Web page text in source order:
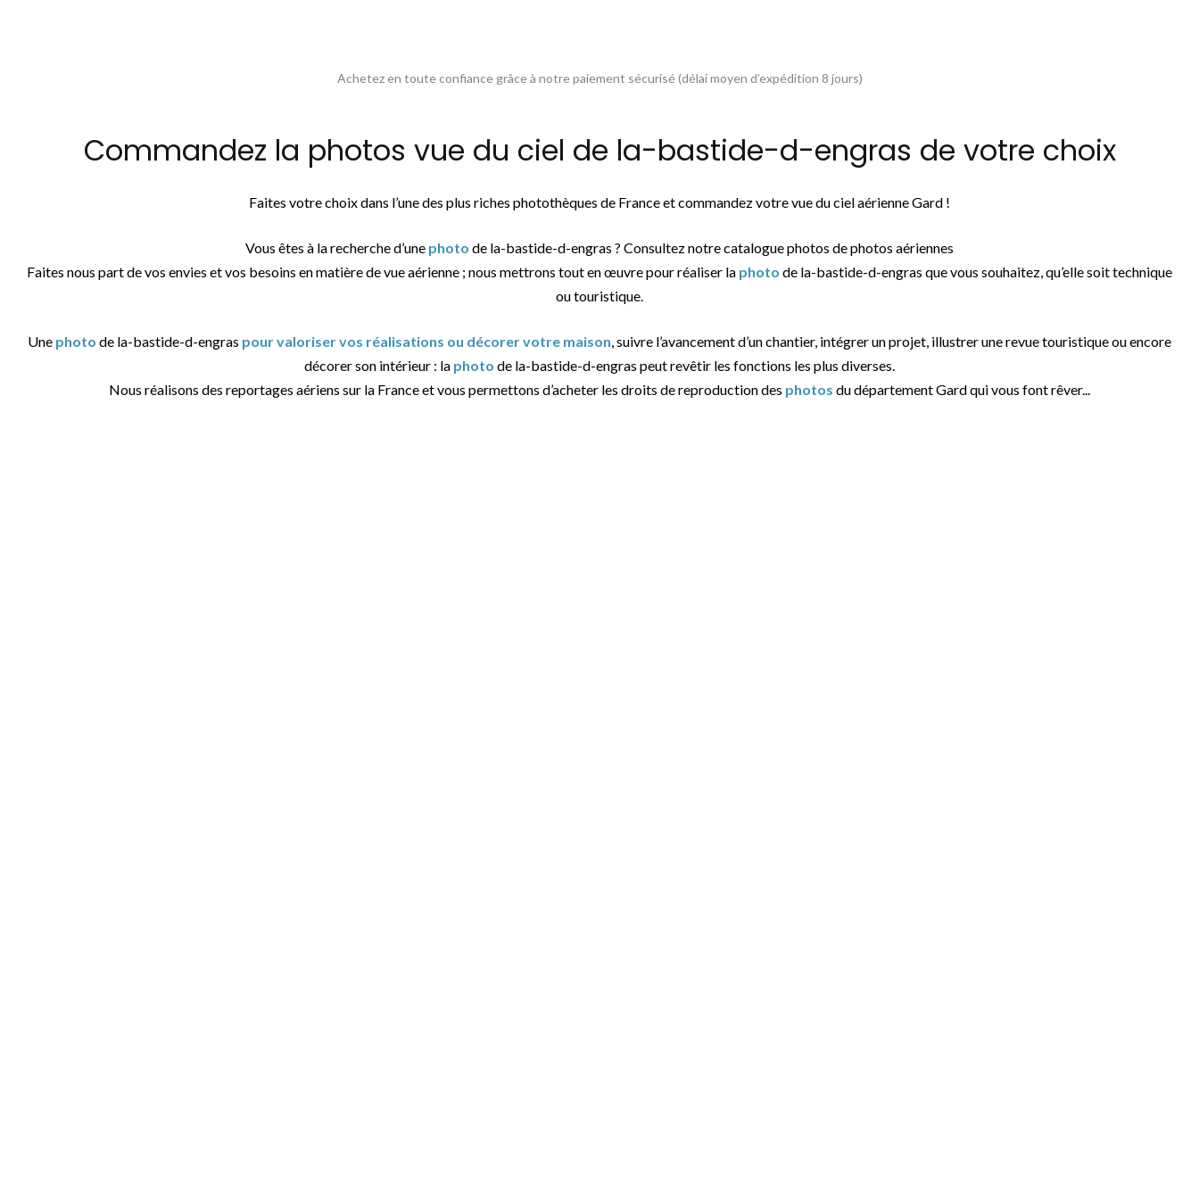
Achetez en toute confiance grâce à notre paiement sécurisé (délai moyen d’expédition 8 jours)
Commandez la photos vue du ciel de la-bastide-d-engras de votre choix
Faites votre choix dans l’une des plus riches photothèques de France et commandez votre vue du ciel aérienne Gard !
Vous êtes à la recherche d’une photo de la-bastide-d-engras ? Consultez notre catalogue photos de photos aériennes
Faites nous part de vos envies et vos besoins en matière de vue aérienne ; nous mettrons tout en œuvre pour réaliser la photo de la-bastide-d-engras que vous souhaitez, qu’elle soit technique
ou touristique.
Une photo de la-bastide-d-engras pour valoriser vos réalisations ou décorer votre maison, suivre l’avancement d’un chantier, intégrer un projet, illustrer une revue touristique ou encore
décorer son intérieur : la photo de la-bastide-d-engras peut revêtir les fonctions les plus diverses.
Nous réalisons des reportages aériens sur la France et vous permettons d’acheter les droits de reproduction des photos du département Gard qui vous font rêver...